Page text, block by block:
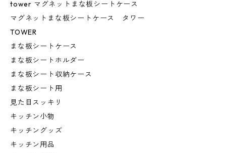
tower マグネットまな板シートケース
マグネットまな板シートケース タワー
TOWER
まな板シートケース
まな板シートホルダー
まな板シート収納ケース
まな板シート用
見た目スッキリ
キッチン小物
キッチングッズ
キッチン用品